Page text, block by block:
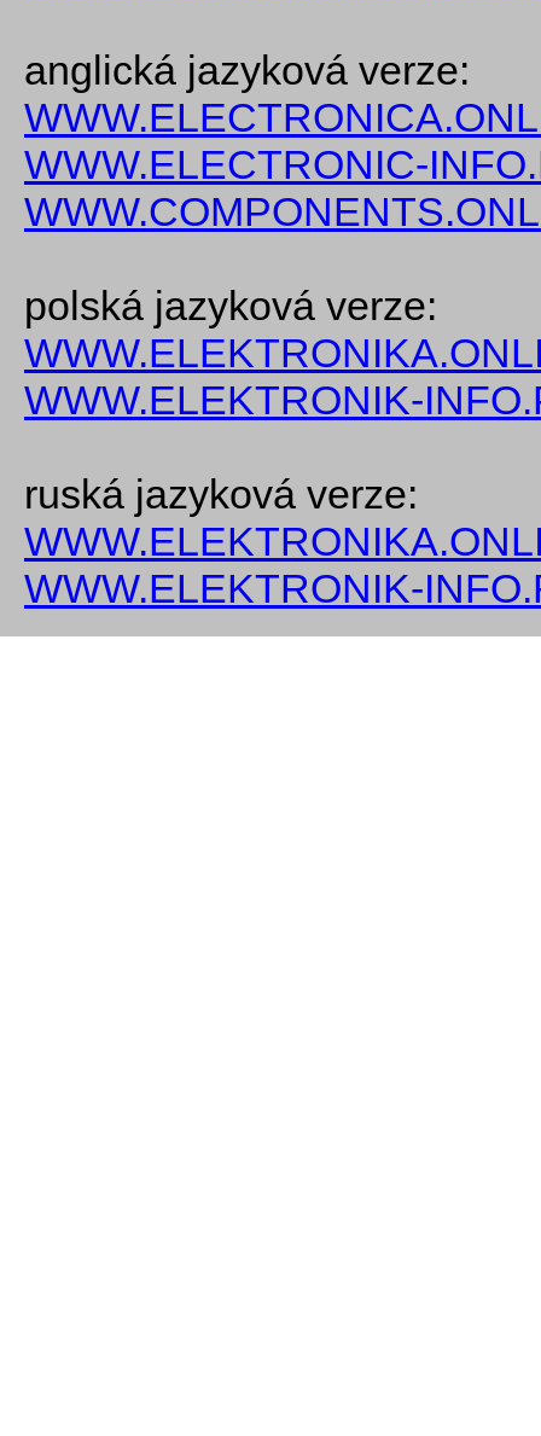
anglická jazyková verze:
WWW.ELECTRONIC-
polská jazyková verze:
WWW.ELEKTRONIK-
ruská jazyková verze:
WWW.ELEKTRONIK-